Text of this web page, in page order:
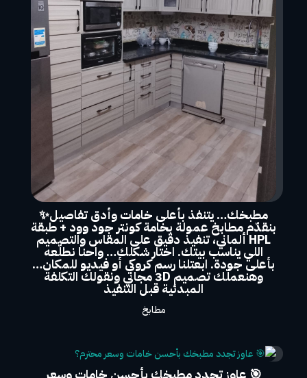
مطبخك… يتنفذ بأعلى خامات وأدق تفاصيل✨
بنقدّم مطابخ عمولة بخامة كونتر جود وود + طبقة
HPL ألماني، تنفيذ دقيق على المقاس والتصميم
اللي يناسب بيتك. اختار شكلك… واحنا نطلّعه
بأعلى جودة. ابعتلنا رسم كروكي أو فيديو للمكان…
وهنعملّك تصميم 3D مجاني ونقولك التكلفة
المبدئية قبل التنفيذ
مطابخ
🎯 عاوز تجدد مطبخك بأحسن خامات وسعر